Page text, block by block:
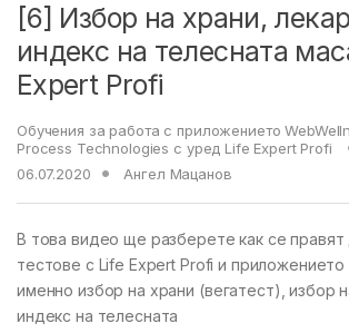
[6] Избор на храни,
индекс на телесната
Expert Profi
Обучения за работа с приложението
Process Technologies с уред Life Expert Profi
06.07.2020
Ангел Мацанов
В това видео ще разберете как се правят
тестове с Life Expert Profi и приложението
именно избор на храни (вегатест), избор
индекс на телесната